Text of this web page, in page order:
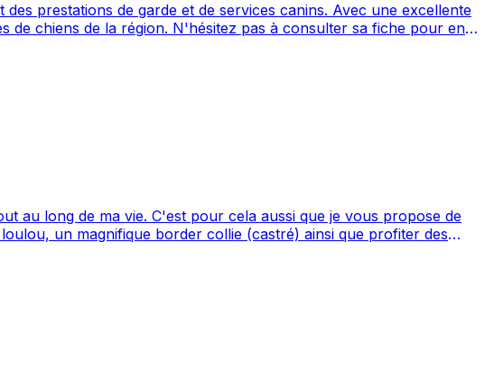
de garde et de services canins. Avec une excellente
à consulter sa fiche pour en
au long de ma vie. C'est pour cela aussi que je vous propose de
un magnifique border collie (castré) ainsi que profiter des